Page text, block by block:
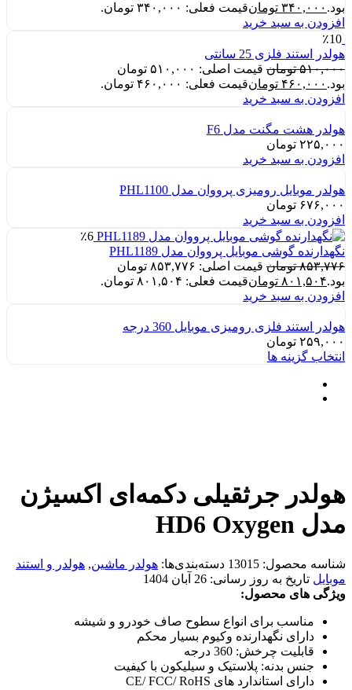
بود. ۳۴۰,۰۰۰ تومانقیمت فعلی: ۳۴۰,۰۰۰ تومان.
افزودن به سبد خرید
٪10
هولدر استند فلزی 25 سانتی
۵۱۰,۰۰۰ تومان
قیمت اصلی: ۵۱۰,۰۰۰ تومان
بود. ۴۶۰,۰۰۰ تومانقیمت فعلی: ۴۶۰,۰۰۰ تومان.
افزودن به سبد خرید
هولدر هشت مگنت مدل F6
۲۲۵,۰۰۰ تومان
افزودن به سبد خرید
هولدر موبایل رومیزی پرووان مدل PHL1100
۶۷۶,۰۰۰ تومان
افزودن به سبد خرید
٪6
نگهدارنده گوشی موبایل پرووان مدل PHL1189
۸۵۳,۷۷۶ تومان
قیمت اصلی: ۸۵۳,۷۷۶ تومان
بود.۸۰۱,۵۰۴ تومانقیمت فعلی: ۸۰۱,۵۰۴ تومان.
افزودن به سبد خرید
هولدر استند فلزی رومیزی موبایل 360 درجه
۲۵۹,۰۰۰ تومان
انتخاب گزینه ها
هولدر جرثقیلی دکمه‌ای اکسیژن
مدل HD6 Oxygen
شناسه محصول: 13015 دسته‌بندی‌ها: هولدر ماشین, هولدر و استند
موبایل تاریخ به روز رسانی: 26 آبان 1404
ویژگی های محصول:
مناسب برای انواع سطوح صاف خودرو و شیشه
دارای نگهدارنده وکیوم بسیار محکم
قابلیت چرخش: 360 درجه
جنس بدنه: پلاستیک و سیلیکون با کیفیت
دارای استاندارد های CE/ FCC/ RoHS